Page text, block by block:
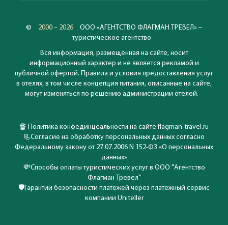
© 2000 – 2026
ООО «АГЕНТСТВО ФЛАГМАН ТРЕВЕЛ» –
туристическое агентство
Вся информация, размещённая на сайте, носит
информационный характер и не является рекламой и
публичной офертой. Правила и условия предоставления услуг
в отелях, в том числе концепция питания, описанные на сайте,
могут изменяться по решению администрации отелей.
🔏 Политика конфединцеальности на сайте flagman-travel.ru
📃Согласие на обработку персональных данных согласно
Федеральному закону от 27.07.2006 N 152-ФЗ «О персональных
данных»
💸Способы оплаты туристических услуг в ООО "Агентство
Флагман Тревел"
🛡️Гарантии безопасности платежей через платежный сервис
компании Uniteller